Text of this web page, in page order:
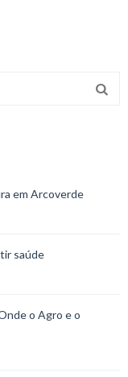
em Arcoverde
saúde
o Agro e o